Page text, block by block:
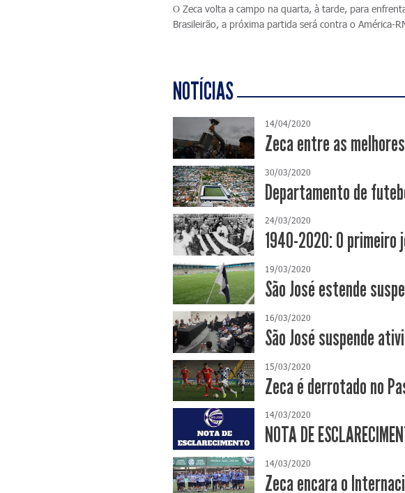
O Zeca volta a campo na quarta, à tarde, para
Brasileirão, a próxima partida será contra o América-
NOTÍCIAS
14/04/2020
Zeca entre as
30/03/2020
Departamento de
24/03/2020
1940-2020: O primeiro
19/03/2020
São José estende
16/03/2020
São José suspende
15/03/2020
Zeca é derrotado no
14/03/2020
NOTA DE
14/03/2020
Zeca encara o